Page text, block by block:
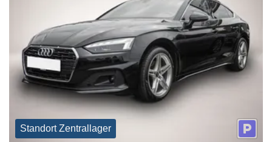
Standort Zentrallager